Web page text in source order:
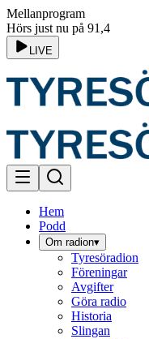
Mellanprogram
Hörs just nu på 91,4
LIVE
Hem
Podd
Om radion▾
Tyresöradion
Föreningar
Avgifter
Göra radio
Historia
Slingan